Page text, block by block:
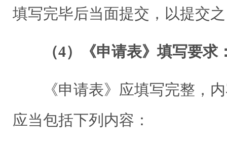
填写完毕后当面提交，以提交
（4）《申请表》填写要求
《申请表》应填写完整，内
应当包括下列内容：